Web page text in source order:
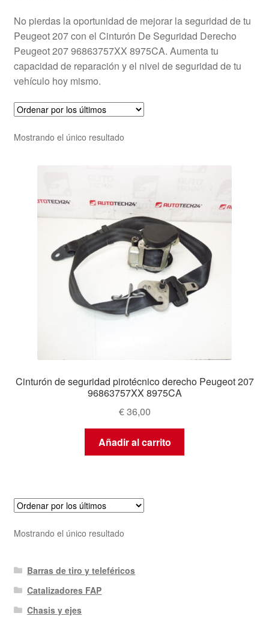
No pierdas la oportunidad de mejorar la seguridad de tu
Peugeot 207 con el Cinturón De Seguridad Derecho
Peugeot 207 96863757XX 8975CA. Aumenta tu
capacidad de reparación y el nivel de seguridad de tu
vehículo hoy mismo.
Mostrando el único resultado
Cinturón de seguridad pirotécnico derecho Peugeot 207
96863757XX 8975CA
€36,00
Añadir al carrito
Mostrando el único resultado
Barras de tiro y teleféricos
Catalizadores FAP
Chasis y ejes